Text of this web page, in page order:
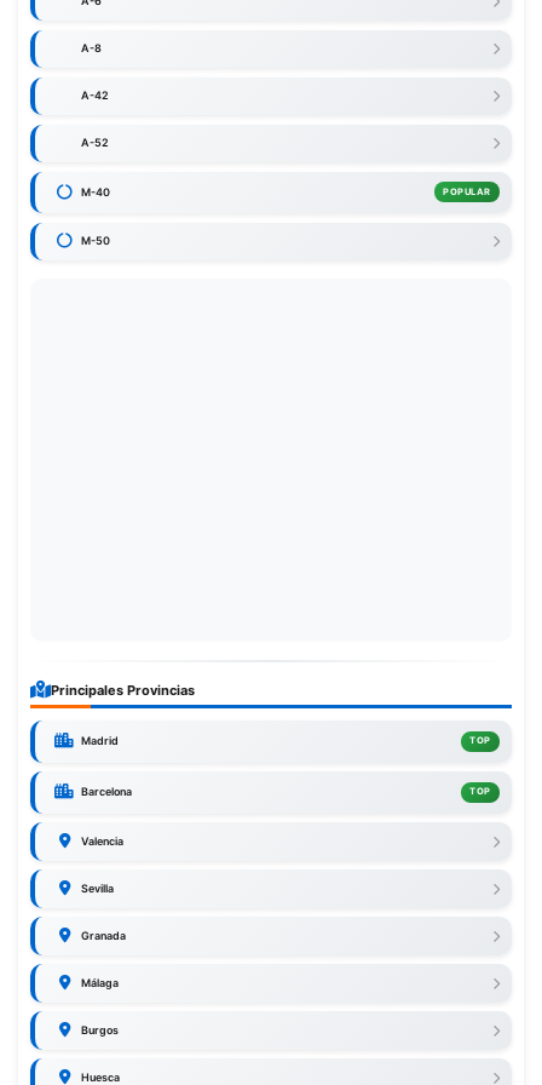
A-8
A-42
A-52
M-40 POPULAR
M-50
Principales Provincias
Madrid TOP
Barcelona TOP
Valencia
Sevilla
Granada
Málaga
Burgos
Huesca